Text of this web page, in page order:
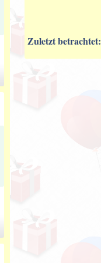
Zuletzt betrachtet: